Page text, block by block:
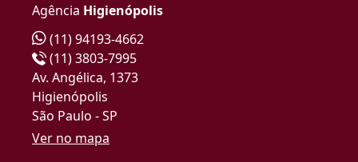
Agência Higienópolis
(11) 94193-4662
(11) 3803-7995
Av. Angélica, 1373
Higienópolis
São Paulo - SP
Ver no mapa